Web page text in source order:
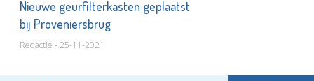
Nieuwe geurfilterkasten geplaatst
bij Proveniersbrug
Redactie - 25-11-2021